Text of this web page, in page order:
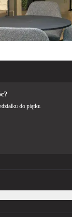
stylu prawdziwego
do piątku